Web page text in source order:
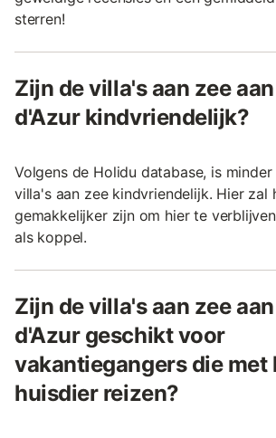
sterren!
Zijn de villa's aan zee
d'Azur kindvriendelijk?
Volgens de Holidu database, is minder
villa's aan zee kindvriendelijk. Hier zal
gemakkelijker zijn om hier te
als koppel.
Zijn de villa's aan zee
d'Azur geschikt voor
vakantiegangers die met
huisdier reizen?